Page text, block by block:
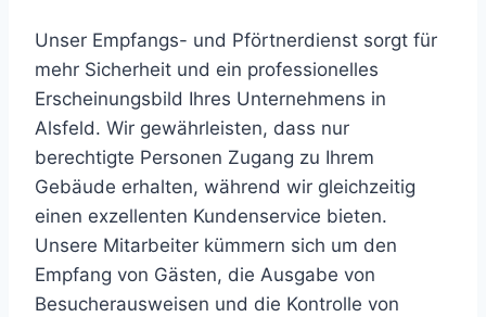
Unser Empfangs- und Pförtnerdienst sorgt für
mehr Sicherheit und ein professionelles
Erscheinungsbild Ihres Unternehmens in
Alsfeld. Wir gewährleisten, dass nur
berechtigte Personen Zugang zu Ihrem
Gebäude erhalten, während wir gleichzeitig
einen exzellenten Kundenservice bieten.
Unsere Mitarbeiter kümmern sich um den
Empfang von Gästen, die Ausgabe von
Besucherausweisen und die Kontrolle von